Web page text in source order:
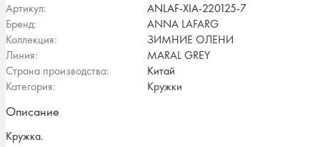
Артикул:
ANLAF-XIA-220125-7
Бренд:
ANNA LAFARG
Коллекция:
ЗИМНИЕ ОЛЕНИ
Линия:
MARAL GREY
Страна производства:
Китай
Категория:
Кружки
Описание
Кружка.